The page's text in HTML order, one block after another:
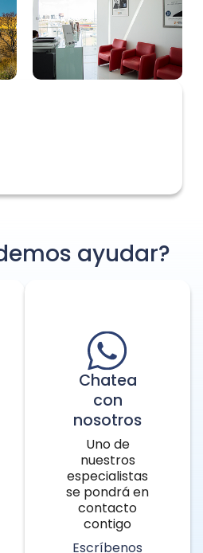
ayudar?
Chatea
con
nosotros
Uno de
nuestros
especialistas
se pondrá en
contacto
contigo
Escríbenos